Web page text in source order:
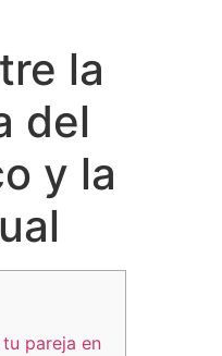
la
del
y la
pareja en